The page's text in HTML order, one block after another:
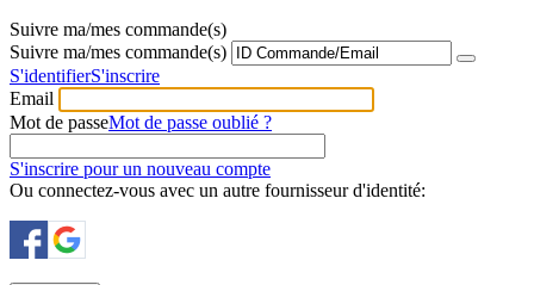
Suivre ma/mes commande(s)
Suivre ma/mes commande(s)
S'identifierS'inscrire
Email
Mot de passeMot de passe oublié ?
S'inscrire pour un nouveau compte
Ou connectez-vous avec un autre fournisseur d'identité: